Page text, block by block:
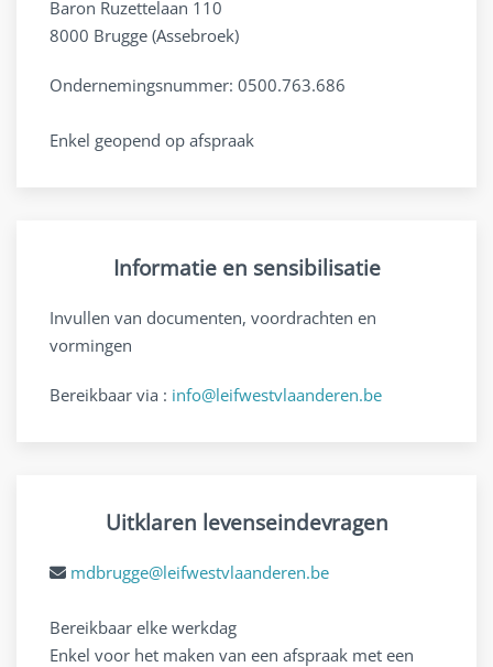
Baron Ruzettelaan 110
8000 Brugge (Assebroek)
Ondernemingsnummer: 0500.763.686
Enkel geopend op afspraak
Informatie en sensibilisatie
Invullen van documenten, voordrachten en
vormingen
Bereikbaar via : info@leifwestvlaanderen.be
Uitklaren levenseindevragen
mdbrugge@leifwestvlaanderen.be
Bereikbaar elke werkdag
Enkel voor het maken van een afspraak met een